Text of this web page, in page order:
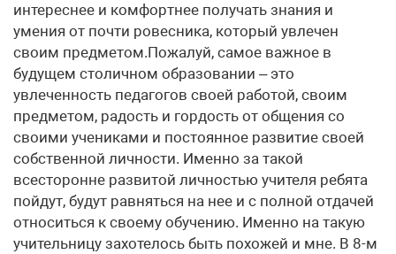
интереснее и комфортнее получать знания и
умения от почти ровесника, который увлечен
своим предметом.Пожалуй, самое важное в
будущем столичном образовании – это
увлеченность педагогов своей работой, своим
предметом, радость и гордость от общения со
своими учениками и постоянное развитие своей
собственной личности. Именно за такой
всесторонне развитой личностью учителя ребята
пойдут, будут равняться на нее и с полной отдачей
относиться к своему обучению. Именно на такую
учительницу захотелось быть похожей и мне. В 8-м